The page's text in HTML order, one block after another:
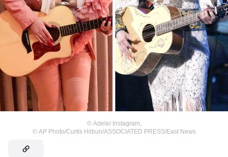
© Adele/ Instagram,
© AP Photo/Curtis Hilbun/ASSOCIATED PRESS/East News